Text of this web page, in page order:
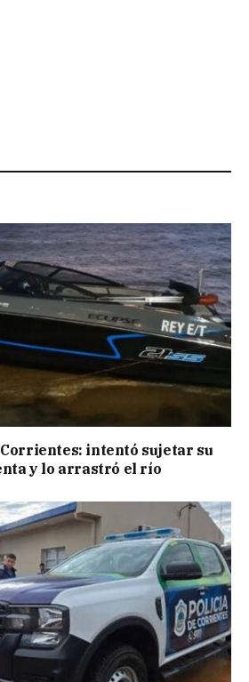
intentó sujetar su
y lo arrastró el río